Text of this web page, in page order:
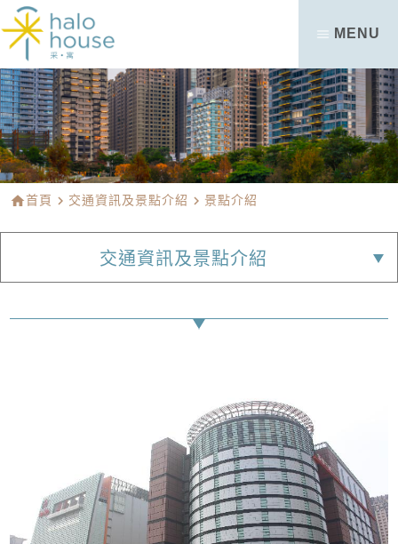
MENU
home首頁 navigate_next 交通資訊及景點介紹 navigate_next 景點介紹
交通資訊及景點介紹